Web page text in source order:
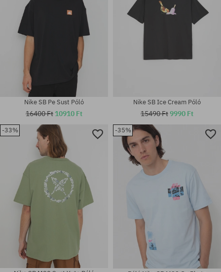
Elérhető méretek:
Elérhető méretek:
M; L; XL; XXL
Nike SB Pe Sust Póló
16400 Ft 10910 Ft
Nike SB Ice Cream Póló
15490 Ft9990 Ft
-33% -35%